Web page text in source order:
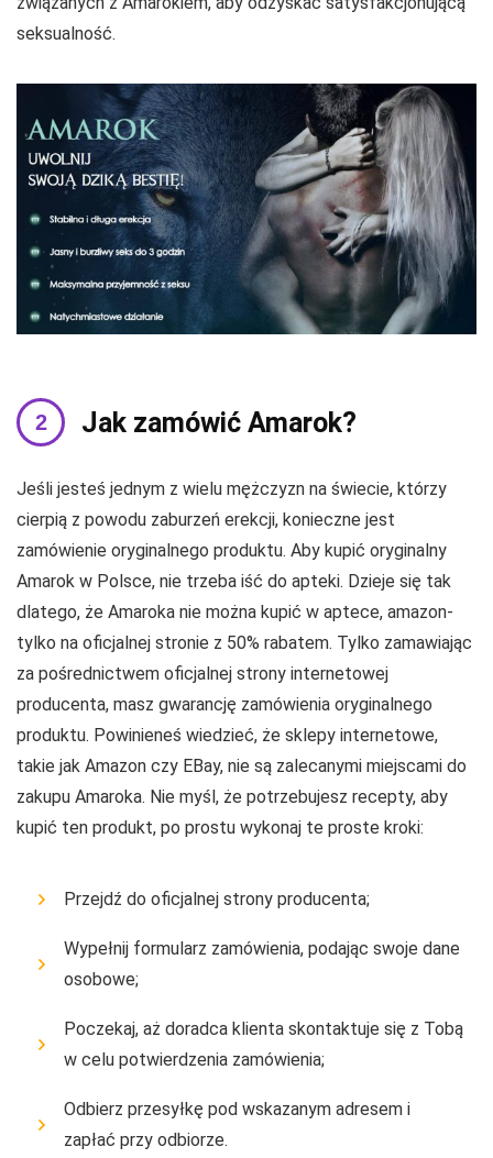
seksualność.
Jak zamówić Amarok?
Jeśli jesteś jednym z wielu mężczyzn na świecie, którzy
cierpią z powodu zaburzeń erekcji, konieczne jest
zamówienie oryginalnego produktu. Aby kupić oryginalny
Amarok w Polsce, nie trzeba iść do apteki. Dzieje się tak
dlatego, że Amaroka nie można kupić w aptece, amazon-
tylko na oficjalnej stronie z 50% rabatem. Tylko zamawiając
za pośrednictwem oficjalnej strony internetowej
producenta, masz gwarancję zamówienia oryginalnego
produktu. Powinieneś wiedzieć, że sklepy internetowe,
takie jak Amazon czy EBay, nie są zalecanymi miejscami do
zakupu Amaroka. Nie myśl, że potrzebujesz recepty, aby
kupić ten produkt, po prostu wykonaj te proste kroki:
Przejdź do oficjalnej strony producenta;
Wypełnij formularz zamówienia, podając swoje dane
osobowe;
Poczekaj, aż doradca klienta skontaktuje się z Tobą
w celu potwierdzenia zamówienia;
Odbierz przesyłkę pod wskazanym adresem i
zapłać przy odbiorze.